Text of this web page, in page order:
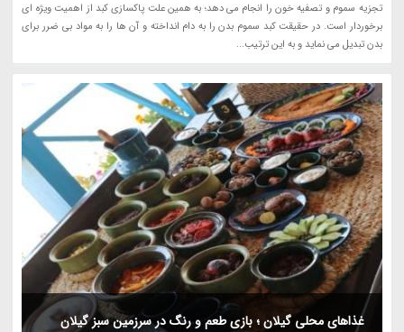
تجزیه سموم و تصفیه خون را انجام می دهد؛ به همین علت پاکسازی کبد از اهمیت ویژه ای
برخوردار است. در حقیقت کبد سموم بدن را به دام انداخته و آن ها را به مواد بی ضرر برای
بدن تبدیل می نماید و به این ترتیب...
غذاهای محلی گیلان ؛ بازی طعم و رنگ در سرزمین سبز گیلان